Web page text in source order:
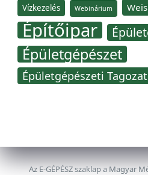
Vízkezelés Webinárium
Építőipar
Épületgépészet
Épületgépészeti Tagozat
Az E-GÉPÉSZ szaklap a Magyar